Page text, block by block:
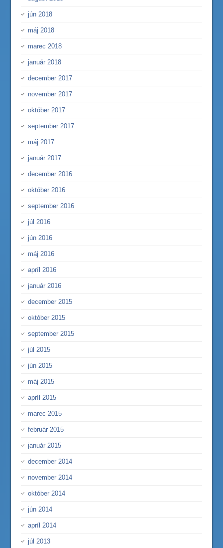
jún 2018
máj 2018
marec 2018
január 2018
december 2017
november 2017
október 2017
september 2017
máj 2017
január 2017
december 2016
október 2016
september 2016
júl 2016
jún 2016
máj 2016
apríl 2016
január 2016
december 2015
október 2015
september 2015
júl 2015
jún 2015
máj 2015
apríl 2015
marec 2015
február 2015
január 2015
december 2014
november 2014
október 2014
jún 2014
apríl 2014
júl 2013